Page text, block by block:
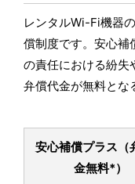
レンタルWi-Fi機器
償制度です。安心補
の責任における紛失
弁償代金が無料とな
安心補償プラス
金無料*）